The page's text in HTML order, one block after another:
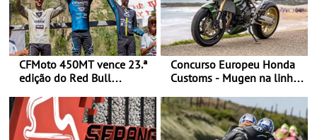
CFMoto 450MT vence 23.ª
edição do Red Bull
Categorias Adventure -
Vitória na Ultimate, Core e
Lite
Concurso Europeu Honda
Customs - Mugen na linha
ganhar